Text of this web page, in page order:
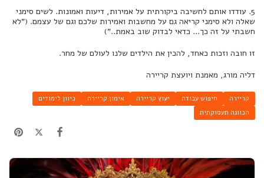
5. עודדו אותם לחשיבה ביקורתית על אמירות, דיעות ואמונות. לשים סימני
שאלה ולא סימני קריאה גם על מחשבות ואמירות שלכם וגם של עצמם. ("לא
חשבתי על זה כך... כדאי לבדוק שוב באמת..")
זו חובה וזכות כאחד, להכין את הילדים שלנו לעולם של מחר.
דליה מורג, מאמנת ויועצת קריירה
קריירה חיפוש עבודה יעוץ קריירה אימון קריירה
כיוון לימודים
הכוונה תעסוקתית